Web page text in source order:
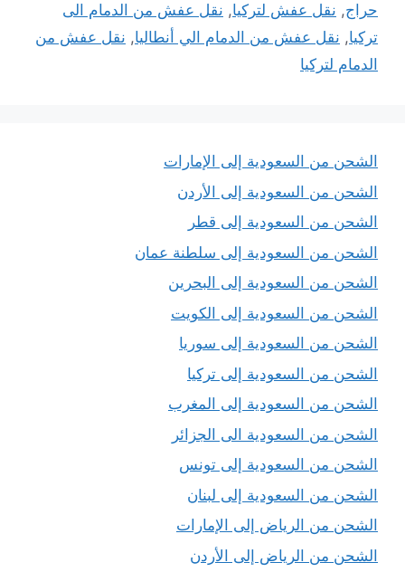
حراج, نقل عفش لتركيا, نقل عفش من الدمام الى
تركيا, نقل عفش من الدمام الي أنطاليا, نقل عفش من
الدمام لتركيا
الشحن من السعودية إلى الإمارات
الشحن من السعودية إلى الأردن
الشحن من السعودية إلى قطر
الشحن من السعودية إلى سلطنة عمان
الشحن من السعودية إلى البحرين
الشحن من السعودية إلى الكويت
الشحن من السعودية إلى سوريا
الشحن من السعودية إلى تركيا
الشحن من السعودية إلى المغرب
الشحن من السعودية الى الجزائر
الشحن من السعودية إلى تونس
الشحن من السعودية إلى لبنان
الشحن من الرياض إلى الإمارات
الشحن من الرياض إلى الأردن